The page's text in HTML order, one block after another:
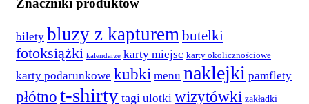
Znaczniki produktów
bilety bluzy z kapturembutelki
fotoksiążki kalendarze karty miejsc karty okolicznościowe
karty podarunkowe kubki menu naklejki pamflety
płótnot-shirty tagi ulotki wizytówki zakładki